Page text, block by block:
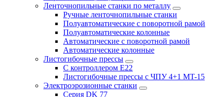
Ленточнопильные станки по металлу
Ручные ленточнопильные станки
Полуавтоматические с поворотной рамой
Полуавтоматические колонные
Автоматические с поворотной рамой
Автоматические колонные
Листогибочные прессы
С контроллером E22
Листогибочные прессы с ЧПУ 4+1 MT-15
Электроэрозионные станки
Серия DK 77